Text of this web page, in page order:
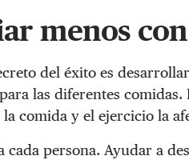
menos
del éxito es
las diferentes
comida y el ejercicio la
cada persona. Ayudar a